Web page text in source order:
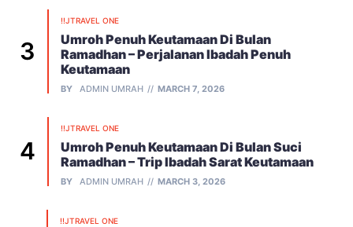
!!JTRAVEL ONE
Umroh Penuh Keutamaan Di Bulan
Ramadhan – Perjalanan Ibadah Penuh
Keutamaan
BY ADMIN UMRAH MARCH 7, 2026
!!JTRAVEL ONE
Umroh Penuh Keutamaan Di Bulan Suci
Ramadhan – Trip Ibadah Sarat Keutamaan
BY ADMIN UMRAH MARCH 3, 2026
!!JTRAVEL ONE